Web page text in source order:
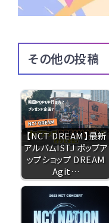
その他の投稿
【NCT DREAM】最新
アルバムISTJ ポップア
ップショップ DREAM
Agit…